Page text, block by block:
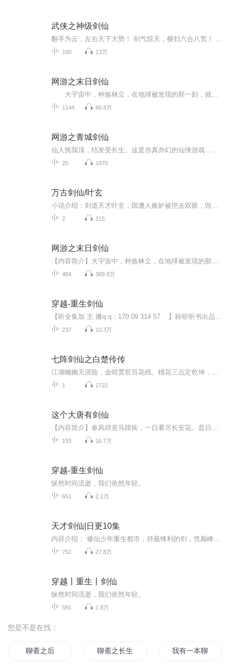
武侠之神级剑仙
100 13万
网游之末日剑仙
1144 86.8万
网游之青城剑仙
20 1970
万古剑仙/叶玄
2 215
网游之末日剑仙
484 389.9万
穿越-重生剑仙
237 10.3万
七阵剑仙之白楚伶传
1 1722
这个大唐有剑仙
193 16.7万
穿越-重生剑仙
纵然时间流逝，我们依然年轻。
651 2.1万
天才剑仙|日更10集
752 27.8万
穿越丨重生丨剑仙
纵然时间流逝，我们依然年轻。
591 1.8万
您是不是在找：
聊斋之后 聊斋之长生 我有一本聊斋